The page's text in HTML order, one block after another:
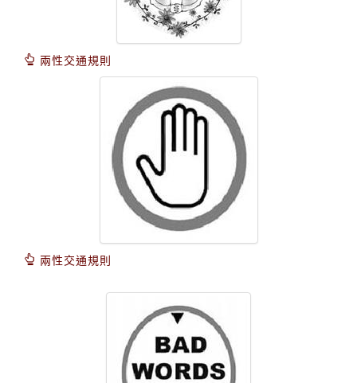
兩性交通規則
兩性交通規則